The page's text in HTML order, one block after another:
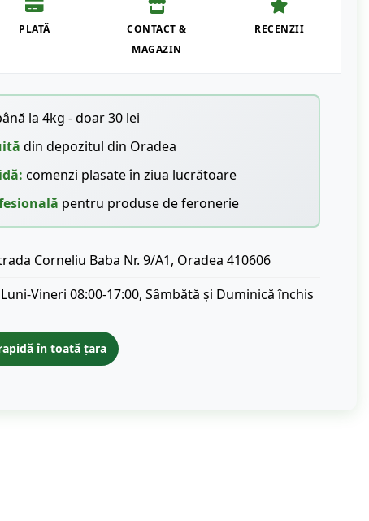
PLATĂ
CONTACT &
MAGAZIN
RECENZII
la 4kg - doar 30 lei
din depozitul din Oradea
comenzi plasate în ziua lucrătoare
pentru produse de feronerie
Corneliu Baba Nr. 9/A1, Oradea 410606
Vineri 08:00-17:00, Sâmbătă și Duminică închis
în toată țara